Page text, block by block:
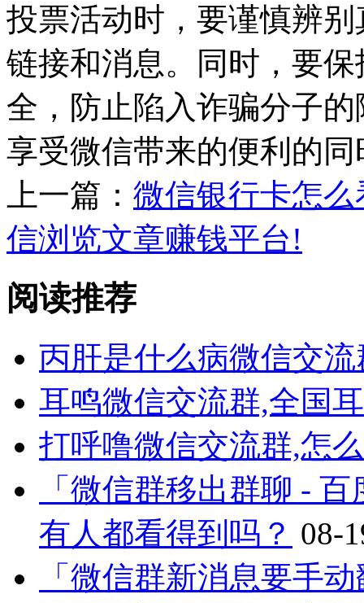
投票活动时，要谨慎辨
链接和消息。同时，要
全，防止陷入诈骗分子
享受微信带来的便利的
上一篇： 微信银行卡怎
信浏览文章赚钱平台!
阅读推荐
丙肝是什么病微信交
耳鸣微信交流群,全国
打呼噜微信交流群,怎
「微信群移出群聊 -
有人都看得到吗？ 08-
「微信群新消息要手